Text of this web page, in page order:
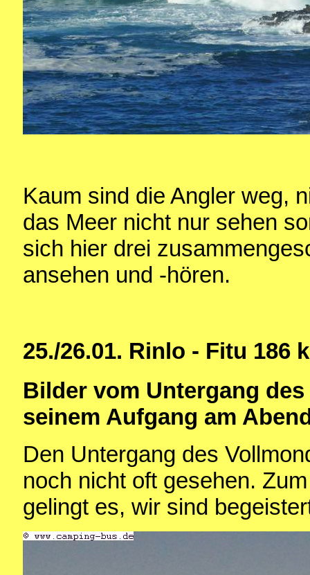
Kaum sind die Angler weg,
das Meer nicht nur sehen
sich hier drei
ansehen und -hören.
25./26.01. Rinlo - Fitu 186
Bilder vom Untergang
seinem Aufgang am
Den Untergang des
noch nicht oft gesehen.
gelingt es, wir sind